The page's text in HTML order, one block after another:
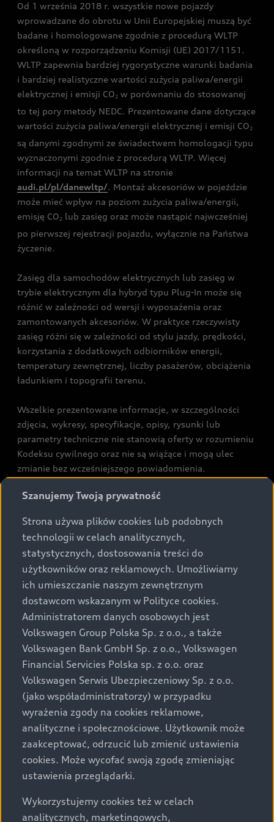
Audi exclusive
Od 1 września 2018 r. wszystkie nowe pojazdy
wprowadzane do obrotu w Unii Europejskiej muszą być
badane i homologowane zgodnie z procedurą WLTP
określoną w rozporządzeniu Komisji (UE) 2017/1151.
WLTP zapewnia bardziej rygorystyczne warunki badania
i bardziej realistyczne wartości zużycia paliwa/energii
elektrycznej i emisji CO 2 w porównaniu do stosowanej
to tej pory metody NEDC. Prezentowane dane dotyczące
wartości zużycia paliwa/energii elektrycznej i emisji CO 2
są danymi zgodnymi ze świadectwem homologacji typu
wyznaczonymi zgodnie z procedurą WLTP. Więcej
informacji na temat WLTP na stronie
audi.pl/pl/danewltp/. Montaż akcesoriów w pojeździe
może mieć wpływ na poziom zużycia paliwa/energii,
emisję CO2 lub zasięg oraz może nastąpić najwcześniej
po pierwszej rejestracji pojazdu, wyłącznie na Państwa
życzenie.
Zasięg dla samochodów elektrycznych lub zasięg w
trybie elektrycznym dla hybryd typu Plug-In może się
różnić w zależności od wersji i wyposażenia oraz
zamontowanych akcesoriów. W praktyce rzeczywisty
zasięg różni się w zależności od stylu jazdy, prędkości,
korzystania z dodatkowych odbiorników energii,
temperatury zewnętrznej, liczby pasażerów, obciążenia
ładunkiem i topografii terenu.
Wszelkie prezentowane informacje, w szczególności
zdjęcia, wykresy, specyfikacje, opisy, rysunki lub
parametry techniczne nie stanowią oferty w rozumieniu
Kodeksu cywilnego oraz nie są wiążące i mogą ulec
zmianie bez wcześniejszego powiadomienia.
rozumieniu art. 5561§2 Kodeksu cywilnego oraz art.
Podane kwoty są rekomendowane i obejmują podatek
VAT (23%), chyba że inaczej zaznaczono.
Audi zastrzega sobie możliwość wprowadzenia zmian w
prezentowanych wersjach. Przedstawione detale
wyposażenia mogą różnić się od specyfikacji
przewidzianej na rynek polski. Zamieszczone zdjęcia
mogą przedstawiać wyposażenie opcjonalne, dostępne
za dopłatą. Wiążące ustalenie ceny, wyposażenia i
specyfikacji pojazdu następują w umowie sprzedaży, a
określenie parametrów technicznych zawiera
świadectwo homologacji typu pojazdu. Zastrzegamy
sobie prawo do zmian i pomyłek. Wszelkie informacje
prezentowane na stronie są aktualne na dzień ich
zamieszczania. W celu uzyskania najnowszych
informacji prosimy kontaktować się z Partnerem Marki
Audi.
Wszystkie produkowane obecnie samochody marki Audi
Szanujemy Twoją prywatność
Strona używa plików cookies lub podobnych
technologii w celach analitycznych,
statystycznych, dostosowania treści do
użytkowników oraz reklamowych. Umożliwiamy
ich umieszczanie naszym zewnętrznym
dostawcom wskazanym w Polityce cookies.
Administratorem danych osobowych jest
Volkswagen Group Polska Sp. z o.o., a także
Volkswagen Bank GmbH Sp. z o.o., Volkswagen
Financial Servicies Polska sp. z o.o. oraz
Volkswagen Serwis Ubezpieczeniowy Sp. z o.o.
(jako współadministratorzy) w przypadku
wyrażenia zgody na cookies reklamowe,
analityczne i społecznościowe. Użytkownik może
zaakceptować, odrzucić lub zmienić ustawienia
cookies. Może wycofać swoją zgodę zmieniając
ustawienia przeglądarki.
Wykorzystujemy cookies też w celach
analitycznych, marketingowych,